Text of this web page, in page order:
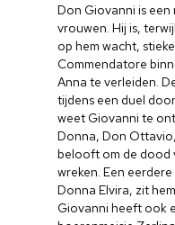
Don Giovanni is
vrouwen. Hij is,
op hem wacht,
Commendatore
Anna te verleiden.
tijdens een duel
weet Giovanni te
Donna, Don
belooft om de dood
wreken. Een
Donna Elvira, zit
Giovanni heeft ook